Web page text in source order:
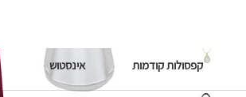
קפסולות קודמות אינסטוש